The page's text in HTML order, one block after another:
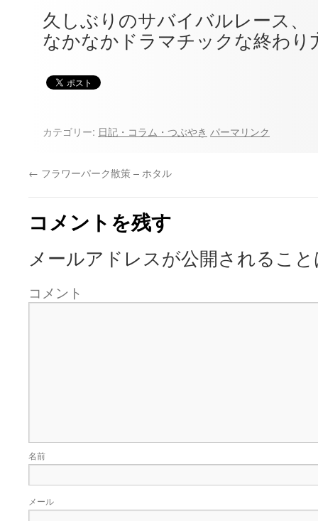
久しぶりのサバイバルレース、
なかなかドラマチックな終わり
カテゴリー: 日記・コラム・つぶやき パーマリンク
← フラワーパーク散策 – ホタル
コメントを残す
メールアドレスが公開されるこ
コメント
名前
メール